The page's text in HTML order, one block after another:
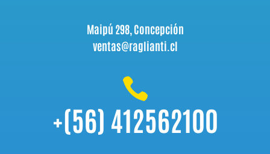
Maipú 298, Concepción
ventas@raglianti.cl

+(56) 412562100